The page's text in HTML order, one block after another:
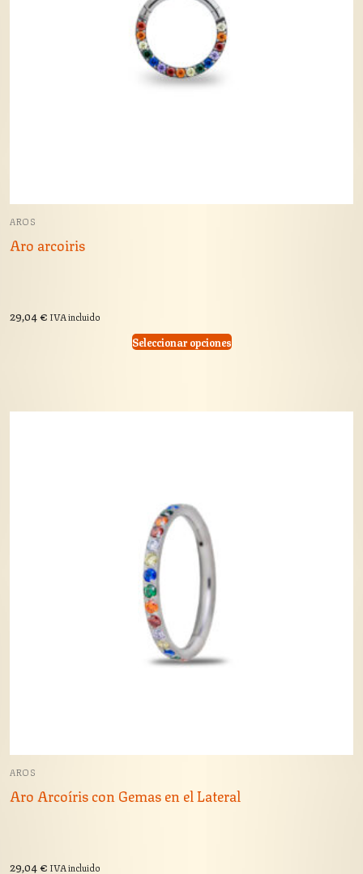
AROS
Aro arcoiris
29,04€ IVA incluido
Seleccionar opciones
AROS
Aro Arcoíris con Gemas en el Lateral
29,04€ IVA incluido